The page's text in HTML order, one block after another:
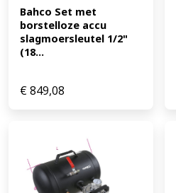
Bahco Set met
borstelloze accu
slagmoersleutel 1/2"
(18...
€849,08